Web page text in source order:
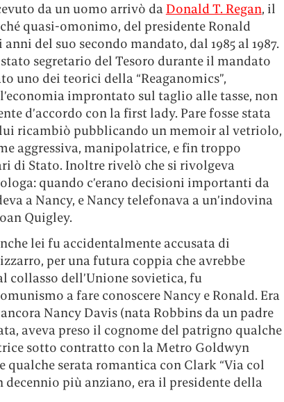
da un uomo arrivò da Donald T. Regan, il
quasi-omonimo, del presidente Ronald
del suo secondo mandato, dal 1985 al 1987.
segretario del Tesoro durante il mandato
uno dei teorici della “Reaganomics”,
improntato sul taglio alle tasse, non
d’accordo con la first lady. Pare fosse stata
ricambiò pubblicando un memoir al vetriolo,
aggressiva, manipolatrice, e fin troppo
di Stato. Inoltre rivelò che si rivolgeva
quando c’erano decisioni importanti da
a Nancy, e Nancy telefonava a un’indovina
Quigley.
lei fu accidentalmente accusata di
per una futura coppia che avrebbe
collasso dell’Unione sovietica, fu
a fare conoscere Nancy e Ronald. Era
Nancy Davis (nata Robbins da un padre
aveva preso il cognome del patrigno qualche
sotto contratto con la Metro Goldwyn
qualche serata romantica con Clark “Via col
decennio più anziano, era il presidente della